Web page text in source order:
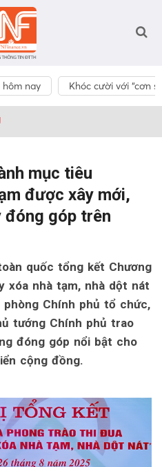
hôm nay Khóc cười với “cơn
mục tiêu
được xây mới,
đóng góp trên
quốc tổng kết Chương
xóa nhà tạm, nhà dột nát
Chính phủ tổ chức,
tướng Chính phủ trao
đóng góp nổi bật cho
cộng đồng.